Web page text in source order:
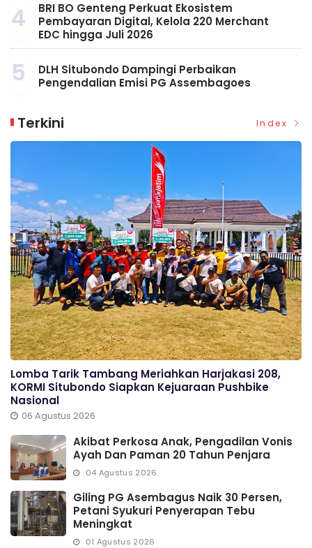
4
BRI BO Genteng Perkuat Ekosistem
Pembayaran Digital, Kelola 220 Merchant
EDC hingga Juli 2026
5
DLH Situbondo Dampingi Perbaikan
Pengendalian Emisi PG Assembagoes
Terkini Index
Lomba Tarik Tambang Meriahkan Harjakasi 208,
KORMI Situbondo Siapkan Kejuaraan Pushbike
Nasional
06 Agustus 2026
Akibat Perkosa Anak, Pengadilan Vonis
Ayah Dan Paman 20 Tahun Penjara
04 Agustus 2026
Giling PG Asembagus Naik 30 Persen,
Petani Syukuri Penyerapan Tebu
Meningkat
01 Agustus 2026